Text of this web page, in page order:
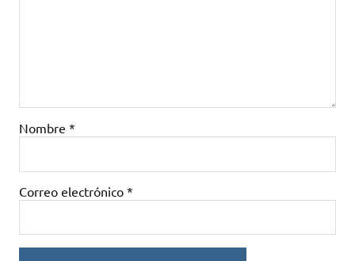
Nombre *
Correo electrónico *